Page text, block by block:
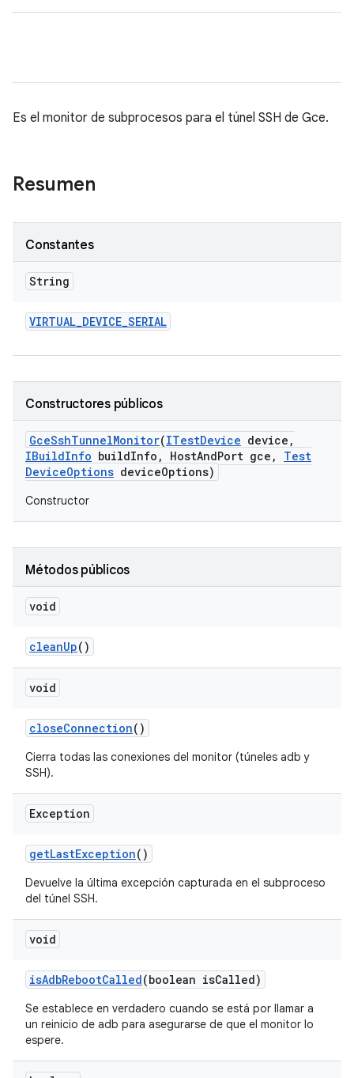
Es el monitor de subprocesos para el túnel SSH de Gce.
Resumen
Constantes
String
VIRTUAL_DEVICE_SERIAL
Constructores públicos
GceSshTunnelMonitor(ITestDevice device ,
IBuildInfo buildInfo , HostAndPort gce ,
Test
DeviceOptions deviceOptions)
Constructor
Métodos públicos
void
cleanUp()
void
closeConnection()
Cierra todas las conexiones del monitor (túneles adb y
SSH).
Exception
getLastException()
Devuelve la última excepción capturada en el subproceso
del túnel SSH.
void
isAdbRebootCalled(boolean isCalled)
Se establece en verdadero cuando se está por llamar a
un reinicio de adb para asegurarse de que el monitor lo
espere.